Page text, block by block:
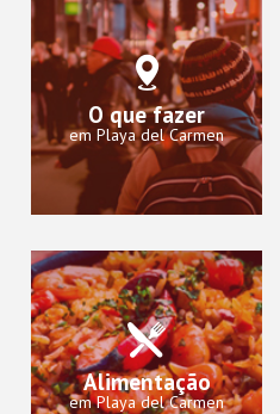
O que fazer
em Playa del Carmen
Alimentação
em Playa del Carmen